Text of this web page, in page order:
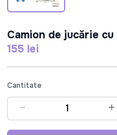
Camion de jucărie
155 lei
Cantitate